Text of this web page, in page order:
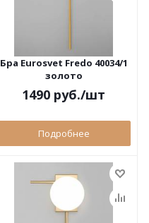
Бра Eurosvet Fredo 40034/1
золото
1490 руб./шт
Подробнее